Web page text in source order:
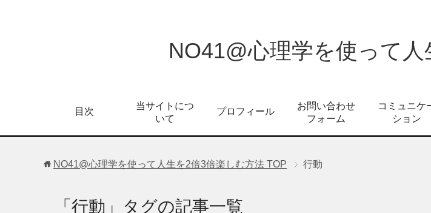
NO41@心理学を使って
目次
当サイトにつ
いて
プロフィール
お問い合わせ
フォーム
コミュニケ
ション
NO41@心理学を使って人生を2倍3倍楽しむ方法 TOP 行動
「行動」タグの記事一覧